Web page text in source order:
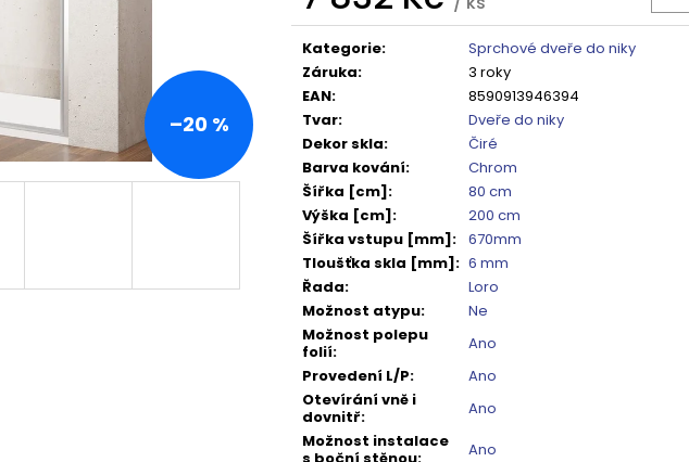
Měrná
cena:
Kategorie:
Sprchové dveře do niky
Záruka:
3 roky
EAN:
8590913946394
Tvar:
Dveře do niky
Dekor skla:
Čiré
Barva kování:
Chrom
Šířka [cm]:
80 cm
Výška [cm]:
200 cm
Šířka vstupu [mm]: 670mm
Tloušťka skla [mm]: 6 mm
Řada:
Loro
Možnost atypu:
Ne
Možnost polepu
folií:
Ano
Provedení L/P:
Ano
Otevírání vně i
dovnitř:
Ano
Možnost instalace
s boční stěnou:
Ano
–20 %
5 240 Kč
6 550 Kč
16 792 Kč
Původně:20 990 Kč